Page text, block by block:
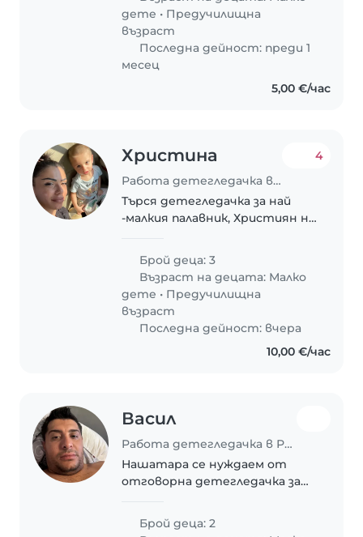
Децата ни са енергични,
любопитни и творчески.
Искаме..
дете • Предучилищна
възраст
Последна дейност: преди 1
месец
5,00 €/час
Христина
Работа детегледачка в Русе
4
Търся детегледачка за най
-малкия палавник, Християн на
Брой деца: 3
Възраст на децата: Малко
дете • Предучилищна
възраст
Последна дейност: вчера
10,00 €/час
Васил
Работа детегледачка в Русе
Нашатара се нуждаем от
отговорна детегледачка за
любознателно тригодишно и
спортно деветгодишно
Брой деца: 2